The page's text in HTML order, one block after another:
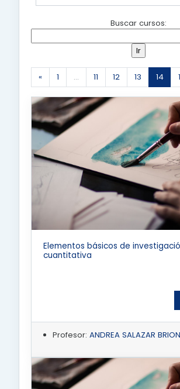
«
Anterior
1 … 11 12 13 14
Elementos básicos de
cuantitativa
Profesor: ANDREA SALAZAR